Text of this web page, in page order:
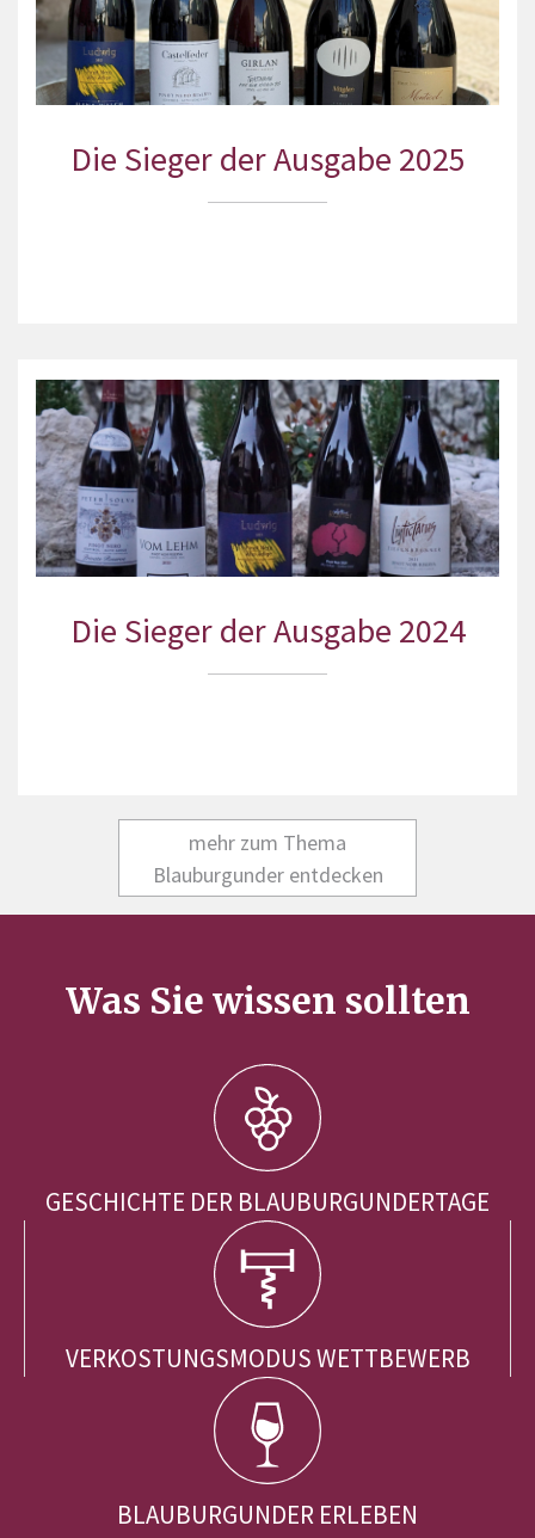
Die Sieger der Ausgabe 2025
Die Sieger der Ausgabe 2024
mehr zum Thema
Blauburgunder entdecken
Was Sie wissen sollten
GESCHICHTE DER BLAUBURGUNDERTAGE
VERKOSTUNGSMODUS WETTBEWERB
BLAUBURGUNDER ERLEBEN